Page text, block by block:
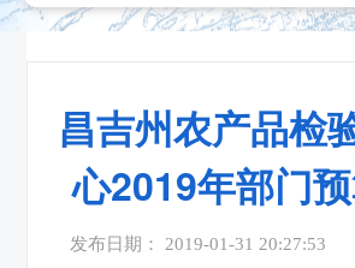
昌吉州农产品检
心2019年部门
发布日期： 2019-01-31 20:27:53